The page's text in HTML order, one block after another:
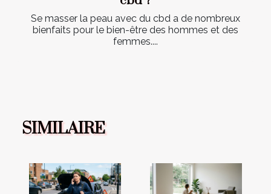
Se masser la peau avec du cbd a de nombreux
bienfaits pour le bien-être des hommes et des
femmes....
SIMILAIRE